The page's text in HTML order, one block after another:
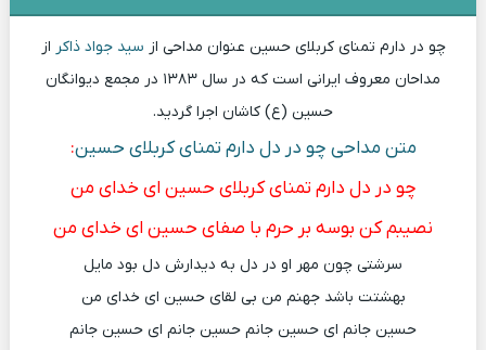
چو در دارم تمنای کربلای حسین عنوان مداحی از سید جواد ذاکر از
مداحان معروف ایرانی است که در سال ۱۳۸۳ در مجمع دیوانگان
حسین (ع) کاشان اجرا گردید.
متن مداحی چو در دل دارم تمنای کربلای حسین:
چو در دل دارم تمنای کربلای حسین ای خدای من
نصیبم کن بوسه بر حرم با صفای حسین ای خدای من
سرشتی چون مهر او در دل به دیدارش دل بود مایل
بهشتت باشد جهنم من بی لقای حسین ای خدای من
حسین جانم ای حسین جانم حسین جانم ای حسین جانم